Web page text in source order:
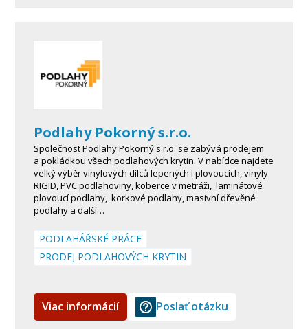
Podlahy Pokorný s.r.o.
Společnost Podlahy Pokorný s.r.o. se zabývá prodejem
a pokládkou všech podlahových krytin. V nabídce najdete
velký výběr vinylových dílců lepených i plovoucích, vinyly
RIGID, PVC podlahoviny, koberce v metráži, laminátové
plovoucí podlahy, korkové podlahy, masivní dřevěné
podlahy a další…
PODLAHÁŘSKÉ PRÁCE
PRODEJ PODLAHOVÝCH KRYTIN
Viac informácií Poslať otázku